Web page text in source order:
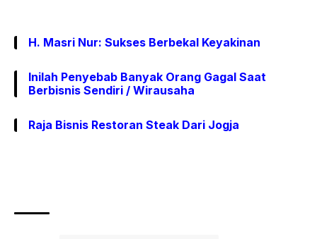
H. Masri Nur: Sukses Berbekal Keyakinan
Inilah Penyebab Banyak Orang Gagal Saat
Berbisnis Sendiri / Wirausaha
Raja Bisnis Restoran Steak Dari Jogja